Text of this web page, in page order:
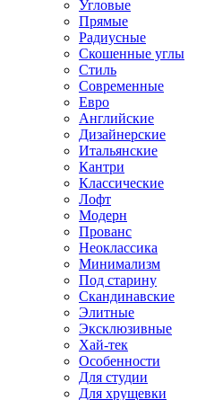
Угловые
Прямые
Радиусные
Скошенные углы
Стиль
Современные
Евро
Английские
Дизайнерские
Итальянские
Кантри
Классические
Лофт
Модерн
Прованс
Неоклассика
Минимализм
Под старину
Скандинавские
Элитные
Эксклюзивные
Хай-тек
Особенности
Для студии
Для хрущевки